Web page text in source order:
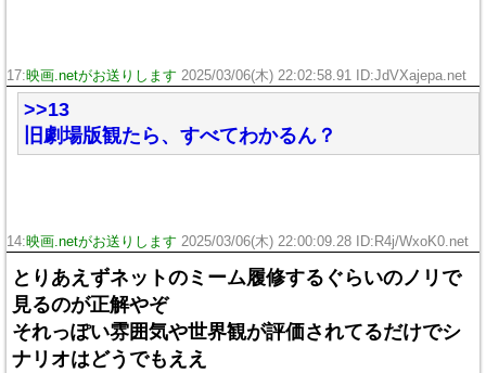
17:映画.netがお送りします 2025/03/06(木) 22:02:58.91 ID:JdVXajepa.net
>>13
旧劇場版観たら、すべてわかるん？
14:映画.netがお送りします 2025/03/06(木) 22:00:09.28 ID:R4j/WxoK0.net
とりあえずネットのミーム履修するぐらいのノリで
見るのが正解やぞ
それっぽい雰囲気や世界観が評価されてるだけでシ
ナリオはどうでもええ